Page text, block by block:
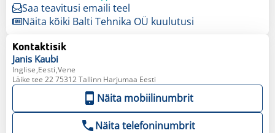
Saa teavitusi emaili teel
Näita kõiki Balti Tehnika OÜ kuulutusi
Kontaktisik
Janis Kaubi
Inglise,Eesti,Vene
Läike tee 22 75312 Tallinn Harjumaa Eesti
Näita mobiilinumbrit
Näita telefoninumbrit